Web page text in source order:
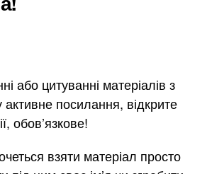
або цитуванні матеріалів з
посилання, відкрите
обов’язкове!
взяти матеріал просто